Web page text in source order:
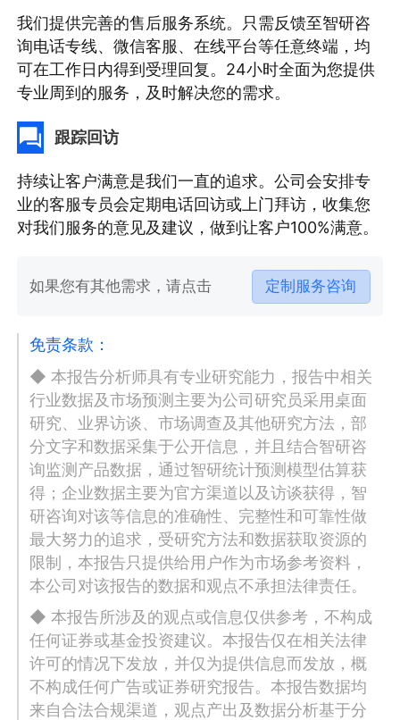
我们提供完善的售后服务系统。只需反馈至智研咨
询电话专线、微信客服、在线平台等任意终端，均
可在工作日内得到受理回复。24小时全面为您提供
专业周到的服务，及时解决您的需求。
跟踪回访
持续让客户满意是我们一直的追求。公司会安排专
业的客服专员会定期电话回访或上门拜访，收集您
对我们服务的意见及建议，做到让客户100%满意。
如果您有其他需求，请点击 定制服务咨询
免责条款：
◆ 本报告分析师具有专业研究能力，报告中相关
行业数据及市场预测主要为公司研究员采用桌面
研究、业界访谈、市场调查及其他研究方法，部
分文字和数据采集于公开信息，并且结合智研咨
询监测产品数据，通过智研统计预测模型估算获
得；企业数据主要为官方渠道以及访谈获得，智
研咨询对该等信息的准确性、完整性和可靠性做
最大努力的追求，受研究方法和数据获取资源的
限制，本报告只提供给用户作为市场参考资料，
本公司对该报告的数据和观点不承担法律责任。
◆ 本报告所涉及的观点或信息仅供参考，不构成
任何证券或基金投资建议。本报告仅在相关法律
许可的情况下发放，并仅为提供信息而发放，概
不构成任何广告或证券研究报告。本报告数据均
来自合法合规渠道，观点产出及数据分析基于分